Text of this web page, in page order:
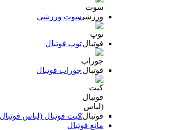
سوت ورزشی
توپ فوتبال
جوراب فوتبال
کیت فوتبال (لباس
مانع فوتبال